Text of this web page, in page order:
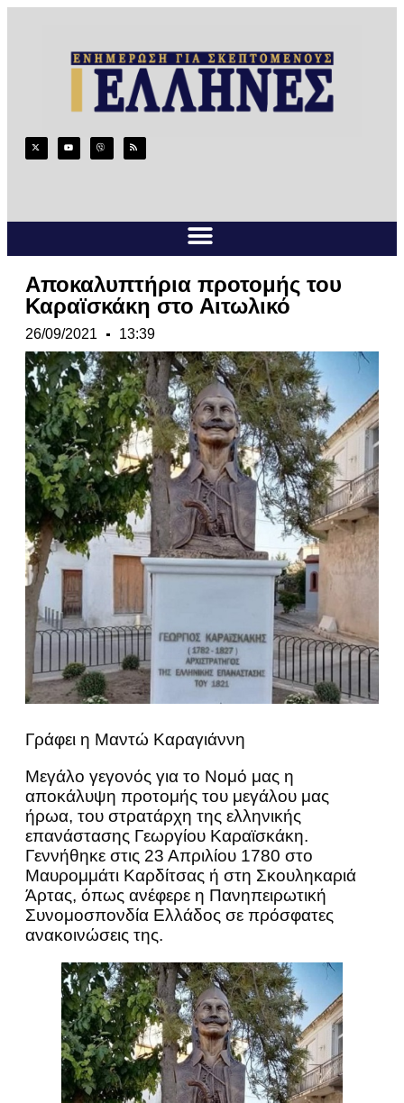
Αποκαλυπτήρια προτομής του
Καραϊσκάκη στο Αιτωλικό
26/09/2021 13:39
Γράφει η Μαντώ Καραγιάννη
Μεγάλο γεγονός για το Νομό μας η
αποκάλυψη προτομής του μεγάλου μας
ήρωα, του στρατάρχη της ελληνικής
επανάστασης Γεωργίου Καραϊσκάκη.
Γεννήθηκε στις 23 Απριλίου 1780 στο
Μαυρομμάτι Καρδίτσας ή στη Σκουληκαριά
Άρτας, όπως ανέφερε η Πανηπειρωτική
Συνομοσπονδία Ελλάδος σε πρόσφατες
ανακοινώσεις της.